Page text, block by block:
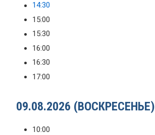
14:30
15:00
15:30
16:00
16:30
17:00
09.08.2026 (ВОСКРЕСЕНЬЕ)
10:00